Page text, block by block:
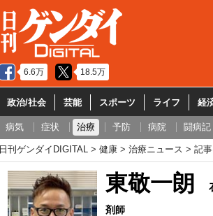
6.6万 18.5万
政治/社会 芸能 スポーツ ライフ 経
病気 症状 治療 予防 病院 闘病記
日刊ゲンダイDIGITAL 健康 治療ニュース 記事
東敬一朗
剤師